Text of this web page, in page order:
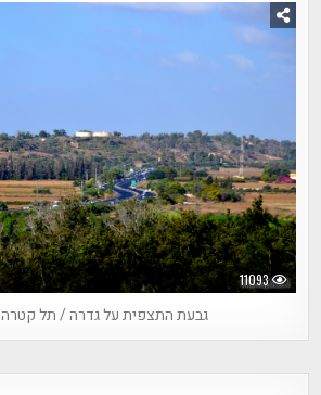
11093
גבעת התצפית על גדרה / תל קטרה QATRA